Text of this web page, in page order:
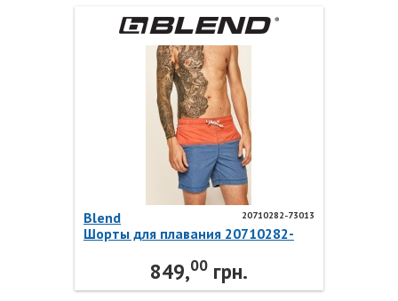
20710282-73013
Blend
Шорты для плавания 20710282-
849,00 грн.